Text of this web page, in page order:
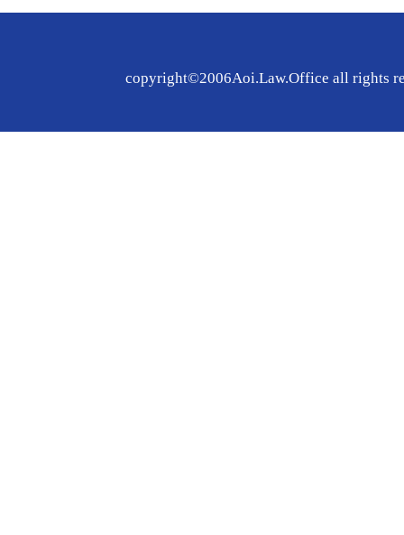
copyright©2006Aoi.Law.Office all rights